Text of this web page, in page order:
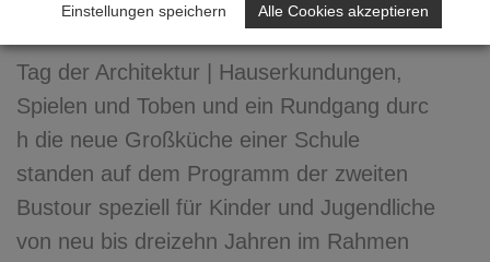
Kinderbustour 2016
Tag der Architektur | Hauserkundungen,
Spielen und Toben und ein Rundgang durc
h die neue Großküche einer Schule
standen auf dem Programm der zweiten
Bustour speziell für Kinder und Jugendliche
von neu bis dreizehn Jahren im Rahmen
Einstellungen speichern Alle Cookies akzeptieren